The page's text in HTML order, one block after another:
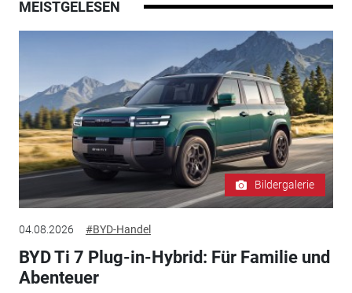
MEISTGELESEN
Bildergalerie
04.08.2026 #BYD-Handel
BYD Ti 7 Plug-in-Hybrid: Für Familie und
Abenteuer